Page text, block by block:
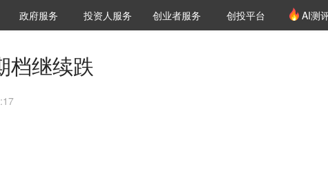
城市之窗
政府服务 VClub投资机构库
投资机构职位推介
投资人服务 创投氪堂
创业者服务 创投平台 AI测
档继续跌